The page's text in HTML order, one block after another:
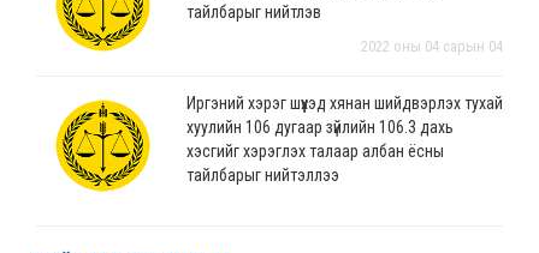
тайлбарыг нийтлэв
2022 оны 04 сарын 04
Иргэний хэрэг шүүхэд хянан шийдвэрлэх тухай
хуулийн 106 дугаар зүйлийн 106.3 дахь
хэсгийг хэрэглэх талаар албан ёсны
тайлбарыг нийтэллээ